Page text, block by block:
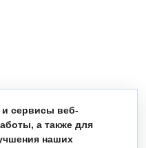
и сервисы веб-
а также для
наших